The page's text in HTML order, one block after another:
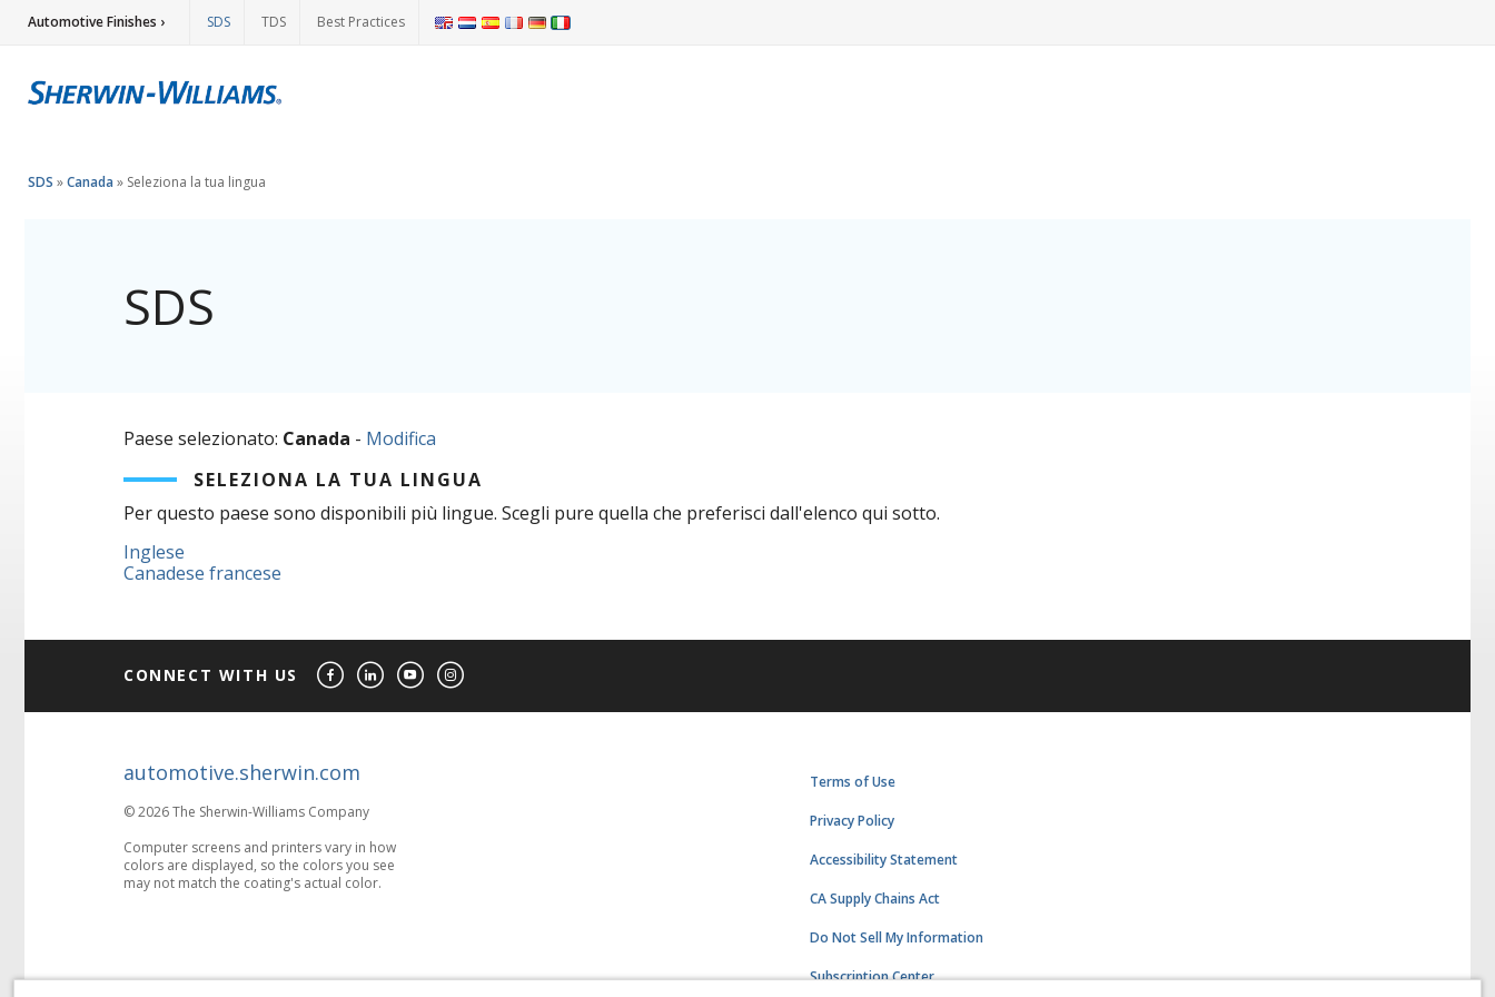
Automotive Finishes › SDS TDS Best Practices
SDS »Canada » Seleziona la tua lingua
SDS
Paese selezionato: Canada - Modifica
SELEZIONA LA TUA LINGUA
Per questo paese sono disponibili più lingue. Scegli pure quella che preferisci dall'elenco qui sotto.
Inglese
Canadese francese
CONNECT WITH US
automotive.sherwin.com
© 2026 The Sherwin-Williams Company
Computer screens and printers vary in how
colors are displayed, so the colors you see
may not match the coating's actual color.
Terms of Use
Privacy Policy
Accessibility Statement
CA Supply Chains Act
Do Not Sell My Information
Subscription Center